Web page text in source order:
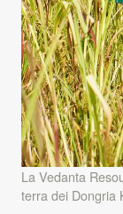
La Vedanta
terra dei Dongria